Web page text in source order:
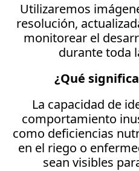
Utilizaremos
resolución,
monitorear el
durante toda
¿Qué
La capacidad de
comportamiento
como deficiencias
en el riego o
sean visibles